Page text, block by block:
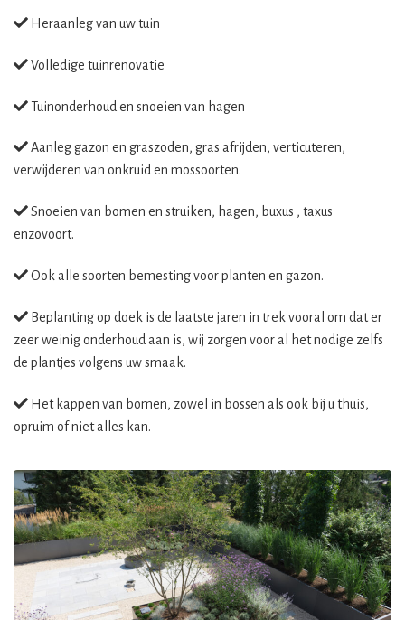
Heraanleg van uw tuin
Volledige tuinrenovatie
Tuinonderhoud en snoeien van hagen
Aanleg gazon en graszoden, gras afrijden, verticuteren,
verwijderen van onkruid en mossoorten.
Snoeien van bomen en struiken, hagen, buxus , taxus
enzovoort.
Ook alle soorten bemesting voor planten en gazon.
Beplanting op doek is de laatste jaren in trek vooral om dat er
zeer weinig onderhoud aan is, wij zorgen voor al het nodige zelfs
de plantjes volgens uw smaak.
Het kappen van bomen, zowel in bossen als ook bij u thuis,
opruim of niet alles kan.